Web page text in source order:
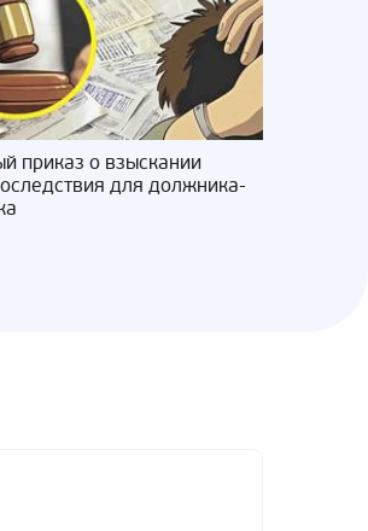
приказ о взыскании
для должника-